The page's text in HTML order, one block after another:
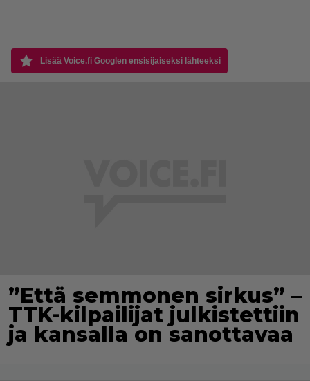
Lisää Voice.fi Googlen ensisijaiseksi lähteeksi
”Että semmonen sirkus” –
TTK-kilpailijat julkistettiin
ja kansalla on sanottavaa